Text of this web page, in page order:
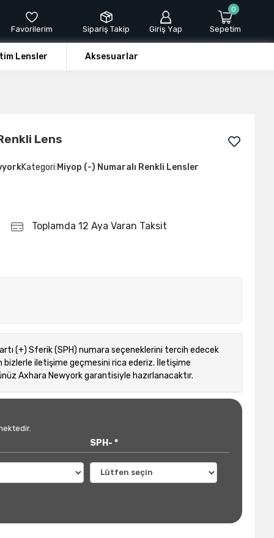
Favorilerim Sipariş Takip Giriş Yap
0
Sepetim
Lensler Aksesuarlar
Lens
Kategori:Miyop (-) Numaralı Renkli Lensler
Toplamda 12 Aya Varan Taksit
(+) Sferik (SPH) numara seçeneklerini tercih edecek
bizlerle iletişime geçmesini rica ederiz. İletişime
Axhara Newyork garantisiyle hazırlanacaktır.
SPH- *